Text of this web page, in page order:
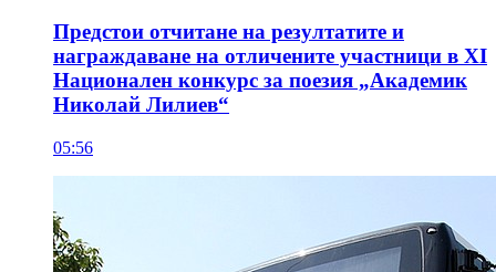
Предстои отчитане на резултатите и
награждаване на отличените участници в XI
Национален конкурс за поезия „Академик
Николай Лилиев“
05:56